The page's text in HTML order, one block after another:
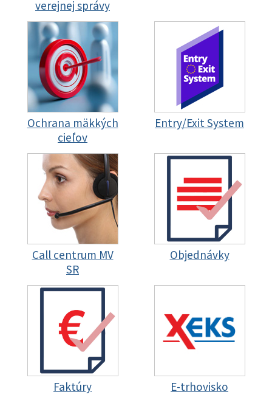
verejnej správy
Ochrana mäkkých
cieľov
Entry/Exit System
Call centrum MV
SR
Objednávky
Faktúry E-trhovisko